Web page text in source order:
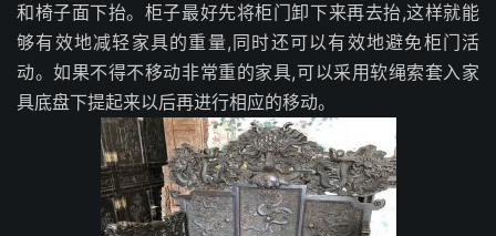
和椅子面下抬。柜子最好先将柜门卸下来再去抬,这样就能
够有效地减轻家具的重量,同时还可以有效地避免柜门活
动。如果不得不移动非常重的家具,可以采用软绳索套入家
具底盘下提起来以后再进行相应的移动。